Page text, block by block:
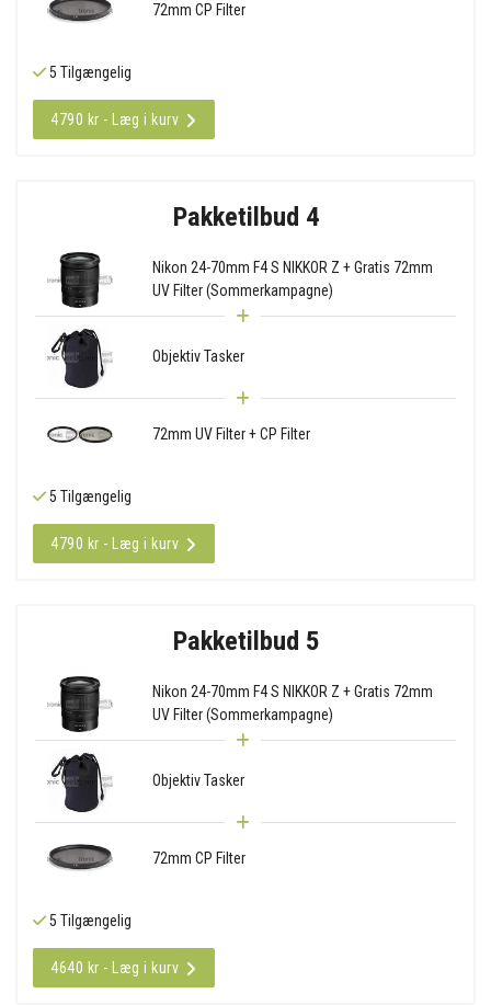
72mm CP Filter
5 Tilgængelig
4790 kr - Læg i kurv
Pakketilbud 4
Nikon 24-70mm F4 S NIKKOR Z + Gratis 72mm
UV Filter (Sommerkampagne)
Objektiv Tasker
72mm UV Filter + CP Filter
5 Tilgængelig
4790 kr - Læg i kurv
Pakketilbud 5
Nikon 24-70mm F4 S NIKKOR Z + Gratis 72mm
UV Filter (Sommerkampagne)
Objektiv Tasker
72mm CP Filter
5 Tilgængelig
4640 kr - Læg i kurv